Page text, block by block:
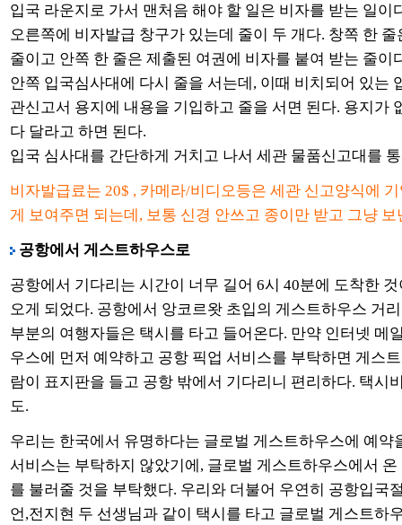
입국 라운지로 가서 맨처음 해야 할 일은 비자를 받는 일이
오른쪽에 비자발급 창구가 있는데 줄이 두 개다. 창쪽 한
줄이고 안쪽 한 줄은 제출된 여권에 비자를 붙여 받는 줄이
안쪽 입국심사대에 다시 줄을 서는데, 이때 비치되어 있는
관신고서 용지에 내용을 기입하고 줄을 서면 된다. 용지가
다 달라고 하면 된다.
입국 심사대를 간단하게 거치고 나서 세관 물품신고대를
비자발급료는 20$ , 카메라/비디오등은 세관 신고양식에
게 보여주면 되는데, 보통 신경 안쓰고 종이만 받고 그냥 보
공항에서 게스트하우스로
공항에서 기다리는 시간이 너무 길어 6시 40분에 도착한
오게 되었다. 공항에서 앙코르왓 초입의 게스트하우스 거
부분의 여행자들은 택시를 타고 들어온다. 만약 인터넷 메
우스에 먼저 예약하고 공항 픽업 서비스를 부탁하면 게스
람이 표지판을 들고 공항 밖에서 기다리니 편리하다. 택시
도.
우리는 한국에서 유명하다는 글로벌 게스트하우스에 예약
서비스는 부탁하지 않았기에, 글로벌 게스트하우스에서
를 불러줄 것을 부탁했다. 우리와 더불어 우연히 공항입국
언,전지현 두 선생님과 같이 택시를 타고 글로벌 게스트하